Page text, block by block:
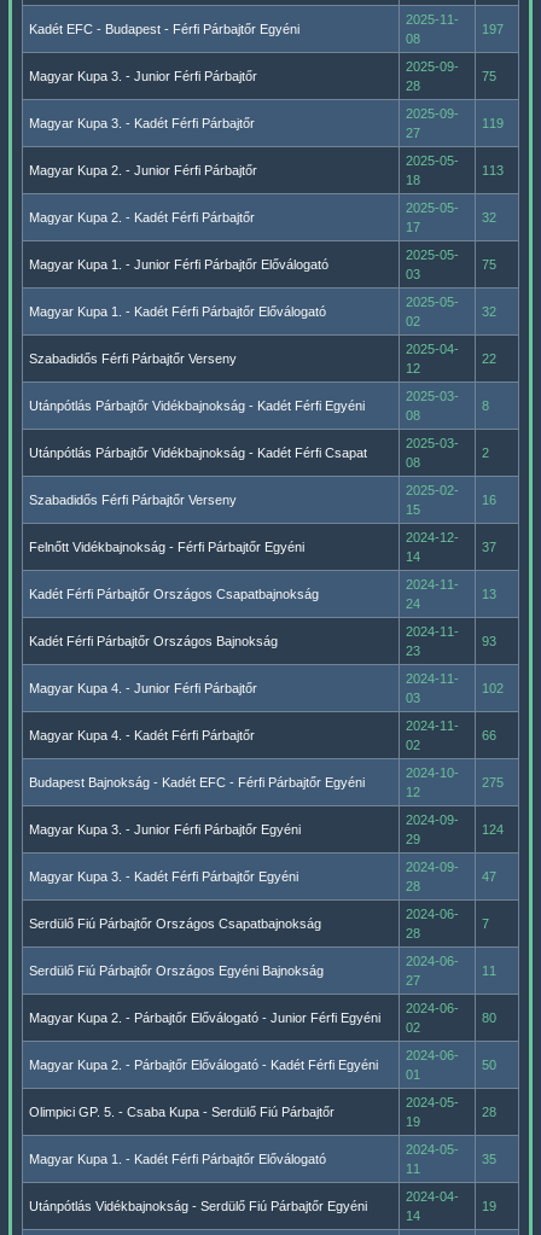
Kadét EFC - Budapest - Férfi Párbajtőr Egyéni
2025-11-
08
197
Magyar Kupa 3. - Junior Férfi Párbajtőr
2025-09-
28
75
Magyar Kupa 3. - Kadét Férfi Párbajtőr
2025-09-
27
119
Magyar Kupa 2. - Junior Férfi Párbajtőr
2025-05-
18
113
Magyar Kupa 2. - Kadét Férfi Párbajtőr
2025-05-
17
32
Magyar Kupa 1. - Junior Férfi Párbajtőr Előválogató
2025-05-
03
75
Magyar Kupa 1. - Kadét Férfi Párbajtőr Előválogató
2025-05-
02
32
Szabadidős Férfi Párbajtőr Verseny
2025-04-
12
22
Utánpótlás Párbajtőr Vidékbajnokság - Kadét Férfi Egyéni
2025-03-
08
8
Utánpótlás Párbajtőr Vidékbajnokság - Kadét Férfi Csapat
2025-03-
08
2
Szabadidős Férfi Párbajtőr Verseny
2025-02-
15
16
Felnőtt Vidékbajnokság - Férfi Párbajtőr Egyéni
2024-12-
14
37
Kadét Férfi Párbajtőr Országos Csapatbajnokság
2024-11-
24
13
Kadét Férfi Párbajtőr Országos Bajnokság
2024-11-
23
93
Magyar Kupa 4. - Junior Férfi Párbajtőr
2024-11-
03
102
Magyar Kupa 4. - Kadét Férfi Párbajtőr
2024-11-
02
66
Budapest Bajnokság - Kadét EFC - Férfi Párbajtőr Egyéni
2024-10-
12
275
Magyar Kupa 3. - Junior Férfi Párbajtőr Egyéni
2024-09-
29
124
Magyar Kupa 3. - Kadét Férfi Párbajtőr Egyéni
2024-09-
28
47
Serdülő Fiú Párbajtőr Országos Csapatbajnokság
2024-06-
28
7
Serdülő Fiú Párbajtőr Országos Egyéni Bajnokság
2024-06-
27
11
Magyar Kupa 2. - Párbajtőr Előválogató - Junior Férfi Egyéni
2024-06-
02
80
Magyar Kupa 2. - Párbajtőr Előválogató - Kadét Férfi Egyéni
2024-06-
01
50
Olimpici GP. 5. - Csaba Kupa - Serdülő Fiú Párbajtőr
2024-05-
19
28
Magyar Kupa 1. - Kadét Férfi Párbajtőr Előválogató
2024-05-
11
35
Utánpótlás Vidékbajnokság - Serdülő Fiú Párbajtőr Egyéni
2024-04-
14
19